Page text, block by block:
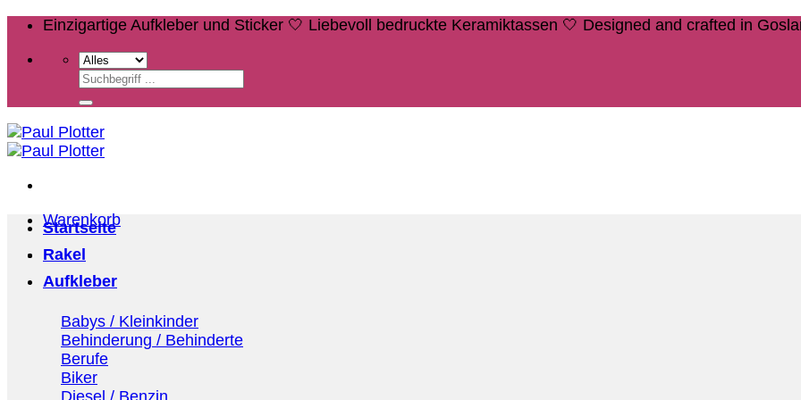
Zum
springen
Einzigartige Aufkleber und Sticker 🤍 Liebevoll bedruckte Keramiktassen 🤍 Designed and crafted in
Suchen
nach:
Warenkorb
Startseite
Rakel
Aufkleber
Babys / Kleinkinder
Behinderung / Behinderte
Berufe
Biker